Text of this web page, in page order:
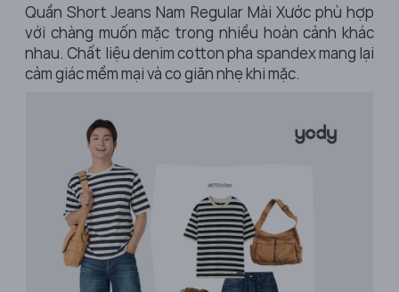
Quần Short Jeans Nam Regular Mài Xước phù hợp
với chàng muốn mặc trong nhiều hoàn cảnh khác
nhau. Chất liệu denim cotton pha spandex mang lại
cảm giác mềm mại và co giãn nhẹ khi mặc.